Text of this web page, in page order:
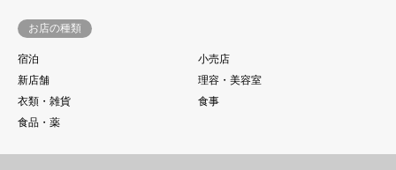
お店の種類
宿泊
小売店
新店舗
理容・美容室
衣類・雑貨
食事
食品・薬